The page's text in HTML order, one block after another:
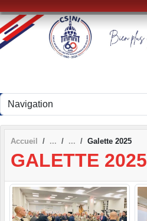
Accueil Galette 2025
GALETTE 2025